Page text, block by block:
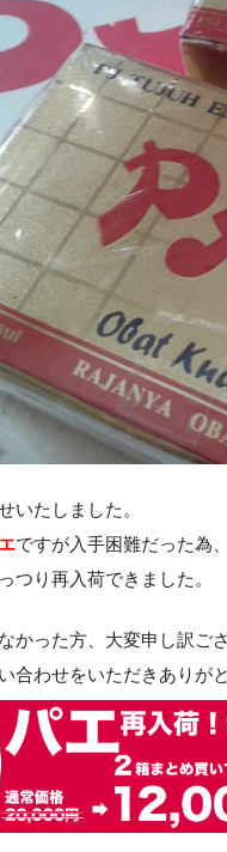
いたしました。
ですが入手困難だった為
つり再入荷できました。
かった方、大変申し訳ご
合わせをいただきありが